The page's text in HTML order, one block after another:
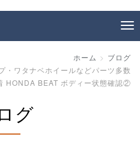
ホーム
ブログ
ワタナベホイールなどパーツ多数
HONDA BEAT ボディー状態確認②
グ